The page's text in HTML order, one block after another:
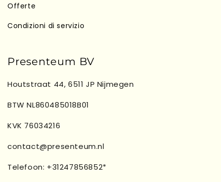
Offerte
Condizioni di servizio
Presenteum BV
Houtstraat 44, 6511 JP Nijmegen
BTW NL860485018B01
KVK 76034216
contact@presenteum.nl
Telefoon: +31247856852*